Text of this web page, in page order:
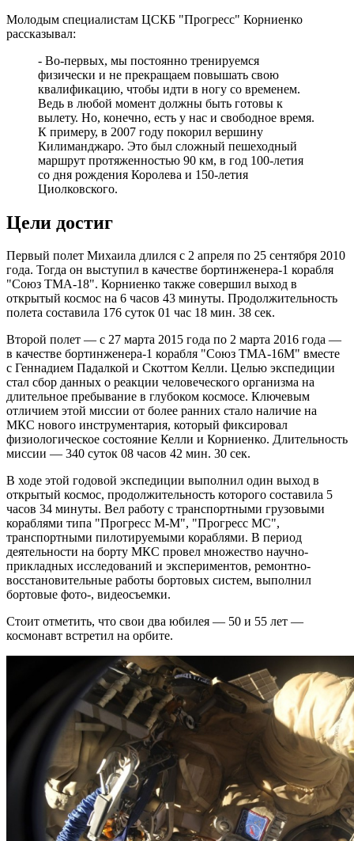
Молодым специалистам ЦСКБ "Прогресс" Корниенко
рассказывал:
- Во-первых, мы постоянно тренируемся
физически и не прекращаем повышать свою
квалификацию, чтобы идти в ногу со временем.
Ведь в любой момент должны быть готовы к
вылету. Но, конечно, есть у нас и свободное время.
К примеру, в 2007 году покорил вершину
Килиманджаро. Это был сложный пешеходный
маршрут протяженностью 90 км, в год 100-летия
со дня рождения Королева и 150-летия
Циолковского.
Цели достиг
Первый полет Михаила длился с 2 апреля по 25 сентября 2010
года. Тогда он выступил в качестве бортинженера-1 корабля
"Союз ТМА-18". Корниенко также совершил выход в
открытый космос на 6 часов 43 минуты. Продолжительность
полета составила 176 суток 01 час 18 мин. 38 сек.
Второй полет — с 27 марта 2015 года по 2 марта 2016 года —
в качестве бортинженера-1 корабля "Союз ТМА-16М" вместе
с Геннадием Падалкой и Скоттом Келли. Целью экспедиции
стал сбор данных о реакции человеческого организма на
длительное пребывание в глубоком космосе. Ключевым
отличием этой миссии от более ранних стало наличие на
МКС нового инструментария, который фиксировал
физиологическое состояние Келли и Корниенко. Длительность
миссии — 340 суток 08 часов 42 мин. 30 сек.
В ходе этой годовой экспедиции выполнил один выход в
открытый космос, продолжительность которого составила 5
часов 34 минуты. Вел работу с транспортными грузовыми
кораблями типа "Прогресс М-М", "Прогресс МС",
транспортными пилотируемыми кораблями. В период
деятельности на борту МКС провел множество научно-
прикладных исследований и экспериментов, ремонтно-
восстановительные работы бортовых систем, выполнил
бортовые фото-, видеосъемки.
Стоит отметить, что свои два юбилея — 50 и 55 лет —
космонавт встретил на орбите.